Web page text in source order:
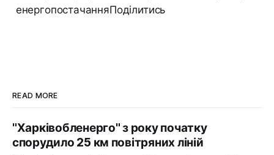
енергопостачанняПоділитись
READ MORE
"Харківобленерго" з року початку
спорудило 25 км повітряних ліній